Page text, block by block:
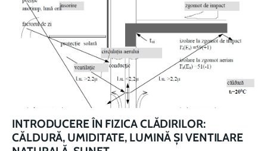
INTRODUCERE ÎN FIZICA CLĂDIRILOR:
CĂLDURĂ, UMIDITATE, LUMINĂ ȘI VENTILARE